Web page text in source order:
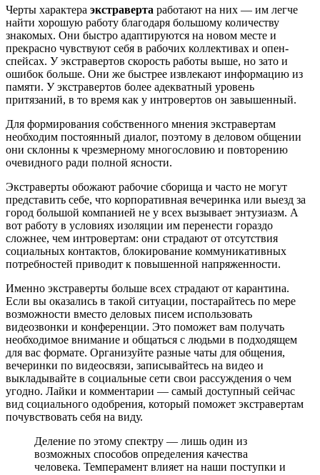
Черты характера экстраверта работают на них — им легче
найти хорошую работу благодаря большому количеству
знакомых. Они быстро адаптируются на новом месте и
прекрасно чувствуют себя в рабочих коллективах и опен-
спейсах. У экстравертов скорость работы выше, но зато и
ошибок больше. Они же быстрее извлекают информацию из
памяти. У экстравертов более адекватный уровень
притязаний, в то время как у интровертов он завышенный.
Для формирования собственного мнения экстравертам
необходим постоянный диалог, поэтому в деловом общении
они склонны к чрезмерному многословию и повторению
очевидного ради полной ясности.
Экстраверты обожают рабочие сборища и часто не могут
представить себе, что корпоративная вечеринка или выезд за
город большой компанией не у вcех вызывает энтузиазм. А
вот работу в условиях изоляции им перенести гораздо
сложнее, чем интровертам: они страдают от отсутствия
социальных контактов, блокирование коммуникативных
потребностей приводит к повышенной напряженности.
Именно экстраверты больше всех страдают от карантина.
Если вы оказались в такой ситуации, постарайтесь по мере
возможности вместо деловых писем использовать
видеозвонки и конференции. Это поможет вам получать
необходимое внимание и общаться с людьми в подходящем
для вас формате. Организуйте разные чаты для общения,
вечеринки по видеосвязи, записывайтесь на видео и
выкладывайте в социальные сети свои рассуждения о чем
угодно. Лайки и комментарии — самый доступный сейчас
вид социального одобрения, который поможет экстравертам
почувствовать себя на виду.
Деление по этому спектру — лишь один из
возможных способов определения качества
человека. Темперамент влияет на наши поступки и